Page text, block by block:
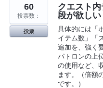
クエスト
段が欲しい
具体的には「
イテム数」「
追加を、強く
パトロンの上
の使用など、
ます。（倍額
です。）
60
投票数：
投票